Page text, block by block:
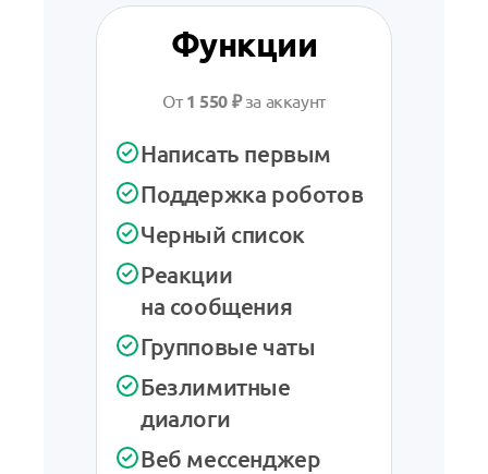
Функции
От 1 550 ₽ за аккаунт
Написать первым
Поддержка роботов
Черный список
Реакции
на сообщения
Групповые чаты
Безлимитные
диалоги
Веб мессенджер